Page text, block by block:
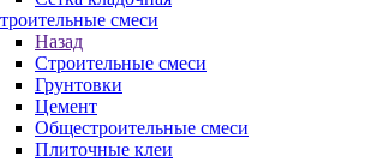
смеси
Назад
Строительные смеси
Грунтовки
Цемент
Общестроительные смеси
Плиточные клеи